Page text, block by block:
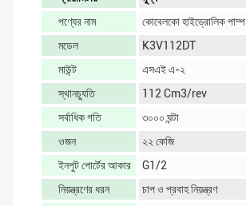
পণ্যের নাম
কোবেলকো হাইড্রোলিক পাম্প
মডেল
K3V112DT
মাউন্ট
এসএই এ-২
স্থানচ্যুতি
112 Cm3/rev
সর্বাধিক গতি
৩০০০ ঘন্টা
ওজন
২২ কেজি
ইনপুট পোর্টের আকার
G1/2
নিয়ন্ত্রণের ধরন
চাপ ও প্রবাহ নিয়ন্ত্রণ